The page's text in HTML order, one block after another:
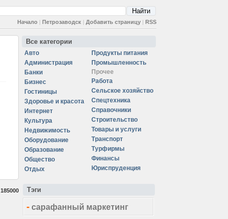
Начало | Петрозаводск | Добавить страницу | RSS
185000
Все категории
Авто
Администрация
Банки
Бизнес
Гостиницы
Здоровье и красота
Интернет
Культура
Недвижимость
Оборудование
Образование
Общество
Отдых
Продукты питания
Промышленность
Прочее
Работа
Сельское хозяйство
Спецтехника
Справочники
Строительство
Товары и услуги
Транспорт
Турфирмы
Финансы
Юриспруденция
Тэги
- сарафанный маркетинг